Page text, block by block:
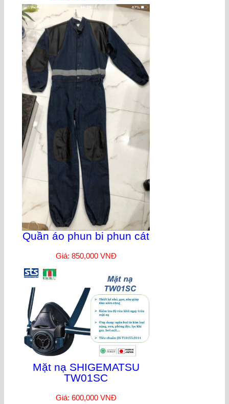
Quần áo phun bi phun cát
Giá: 850,000 VNĐ
Mặt nạ SHIGEMATSU
TW01SC
Giá: 600,000 VNĐ